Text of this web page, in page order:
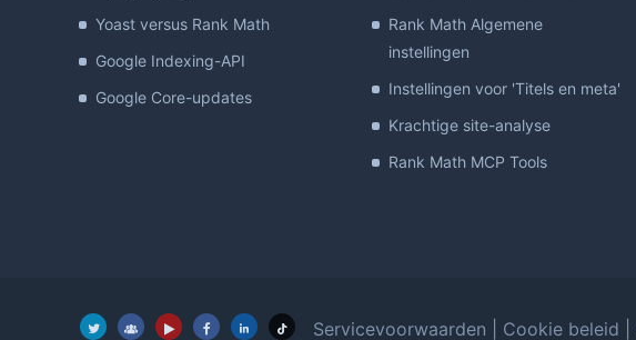
Yoast versus Rank Math
Google Indexing-API
Google Core-updates
Rank Math Algemene
instellingen
Instellingen voor 'Titels en meta'
Krachtige site-analyse
Rank Math MCP Tools
Servicevoorwaarden Cookie beleid